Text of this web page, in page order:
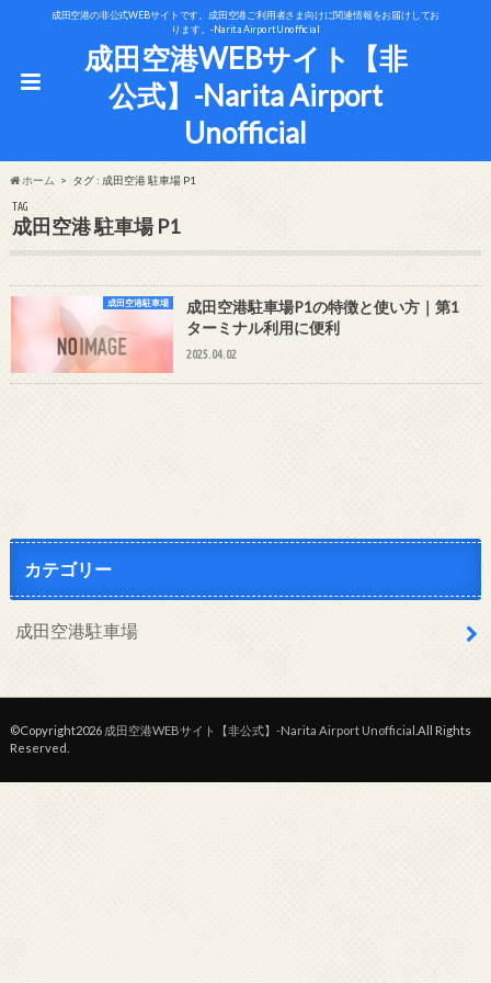
成田空港の非公式WEBサイトです。成田空港ご利用者さま向けに関連情報をお届けしてお
ります。-Narita Airport Unofficial
成田空港WEBサイト【非
公式】-Narita Airport
Unofficial
ホーム タグ : 成田空港 駐車場 P1
TAG
成田空港 駐車場 P1
成田空港駐車場
成田空港駐車場P1の特徴と使い方｜第1
ターミナル利用に便利
2025.04.02
カテゴリー
成田空港駐車場
©Copyright2026 成田空港WEBサイト【非公式】-Narita Airport Unofficial .All Rights
Reserved.